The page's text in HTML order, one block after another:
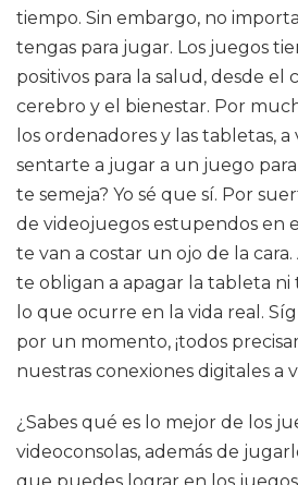
tiempo. Sin embargo, no
tengas para jugar. Los juegos
positivos para la salud, desde el
cerebro y el bienestar. Por
los ordenadores y las tabletas,
sentarte a jugar a un juego para
te semeja? Yo sé que sí. Por
de videojuegos estupendos en
te van a costar un ojo de la
te obligan a apagar la tableta
lo que ocurre en la vida real.
por un momento, ¡todos
nuestras conexiones digitales a
¿Sabes qué es lo mejor de los
videoconsolas, además de